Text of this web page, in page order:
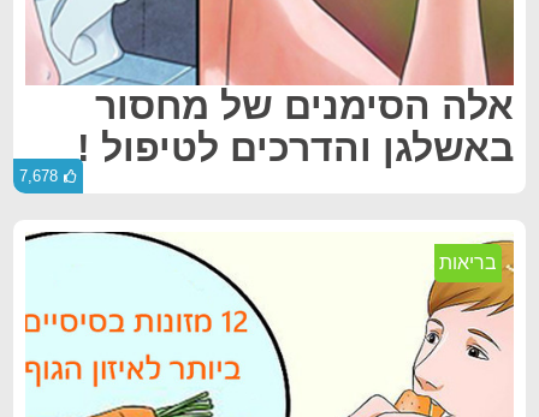
אלה הסימנים של מחסור
באשלגן והדרכים לטיפול !
7,678
בריאות